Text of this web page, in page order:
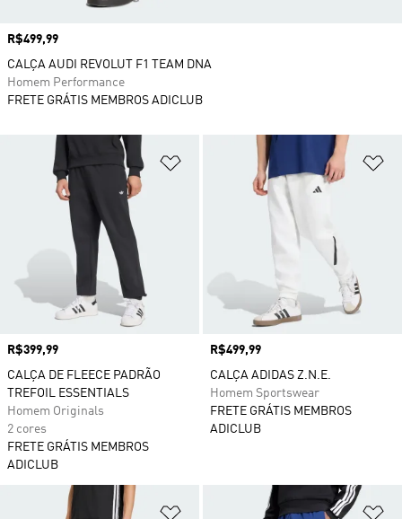
Adicionar à Lista de Desejos
Preço
R$399,99
CALÇA DE FLEECE PADRÃO
TREFOIL ESSENTIALS
Homem Originals
2 cores
FRETE GRÁTIS MEMBROS
ADICLUB
Preço
R$499,99
CALÇA ADIDAS Z.N.E.
Homem Sportswear
FRETE GRÁTIS MEMBROS
ADICLUB
Adicionar à Lista de Desejos
Preço
R$499,99
CALÇA AUDI REVOLUT F1 TEAM DNA
Homem Performance
FRETE GRÁTIS MEMBROS ADICLUB